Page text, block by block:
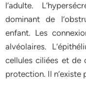
l’adulte.
dominant de
enfant. Les
alvéolaires.
cellules ciliées et de
protection. Il n’existe